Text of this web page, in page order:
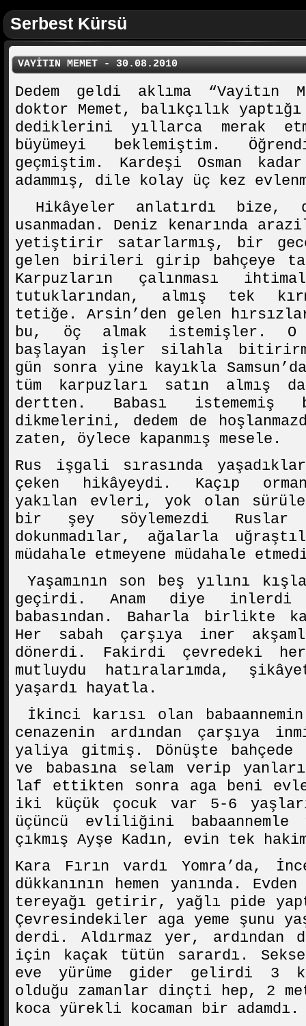
Serbest Kürsü
VAYİTIN MEMET - 30.08.2010
Dedem geldi aklıma “Vayitın
doktor Memet, balıkçılık
dediklerini yıllarca merak
büyümeyi beklemiştim.
geçmiştim. Kardeşi Osman
adammış, dile kolay üç kez
Hikâyeler anlatırdı bize,
usanmadan. Deniz kenarında
yetiştirir satarlarmış, bir gece
gelen birileri girip bahçeye
Karpuzların çalınması
tutuklarından, almış tek
tetiğe. Arsin’den gelen
bu, öç almak istemişler. O
başlayan işler silahla
gün sonra yine kayıkla
tüm karpuzları satın almış
dertten. Babası
dikmelerini, dedem de
zaten, öylece kapanmış mesele.
Rus işgali sırasında
çeken hikâyeydi. Kaçıp
yakılan evleri, yok olan
bir şey söylemezdi
dokunmadılar, ağalarla
müdahale etmeyene müdahale
Yaşamının son beş yılını
geçirdi. Anam diye inlerdi
babasından. Baharla birlikte
Her sabah çarşıya iner
dönerdi. Fakirdi çevredeki
mutluydu hatıralarımda,
yaşardı hayatla.
İkinci karısı olan
cenazenin ardından çarşıya
yaliya gitmiş. Dönüşte bahçede
ve babasına selam verip
laf ettikten sonra aga beni
iki küçük çocuk var 5-6
üçüncü evliliğini babaannemle
çıkmış Ayşe Kadın, evin tek
Kara Fırın vardı Yomra’da,
dükkanının hemen yanında.
tereyağı getirir, yağlı pide
Çevresindekiler aga yeme şunu
derdi. Aldırmaz yer, ardından
için kaçak tütün sarardı.
eve yürüme gider gelirdi 3
olduğu zamanlar dinçti hep, 2
koca yürekli kocaman bir adamdı.